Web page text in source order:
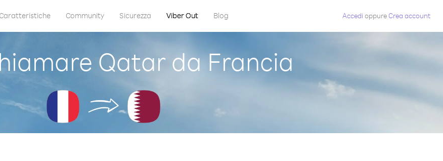
Caratteristiche Community Sicurezza Viber Out Blog Accedi oppureCrea account
Qatar da Francia